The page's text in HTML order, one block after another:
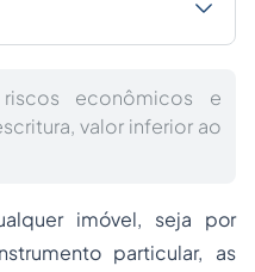
econômicos e
valor inferior ao
imóvel, seja por
particular, as